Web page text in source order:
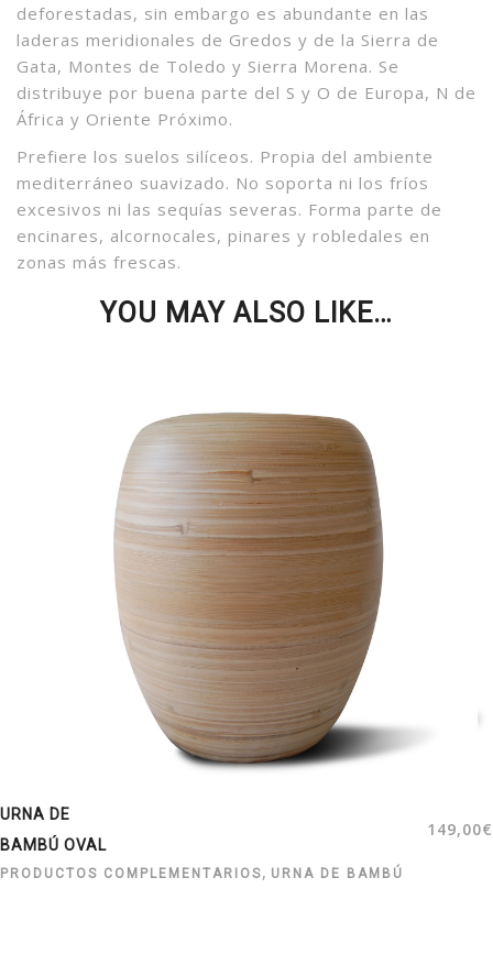
deforestadas, sin embargo es abundante en las
laderas meridionales de Gredos y de la Sierra de
Gata, Montes de Toledo y Sierra Morena. Se
distribuye por buena parte del S y O de Europa, N de
África y Oriente Próximo.
Prefiere los suelos silíceos. Propia del ambiente
mediterráneo suavizado. No soporta ni los fríos
excesivos ni las sequías severas. Forma parte de
encinares, alcornocales, pinares y robledales en
zonas más frescas.
YOU MAY ALSO LIKE…
URNA DE
BAMBÚ OVAL
149,00€
PRODUCTOS COMPLEMENTARIOS, URNA DE BAMBÚ